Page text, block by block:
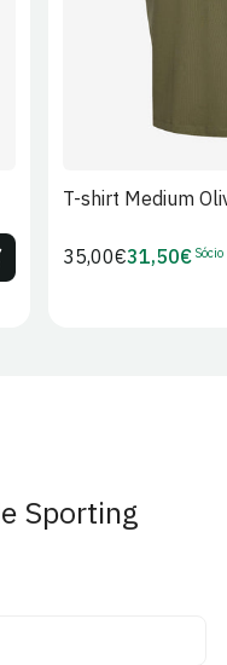
T-shirt Medium
Preço
35,00€Preço
31,50€ Sócio
Sporting